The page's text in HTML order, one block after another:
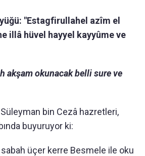
"Estagfirullahel azîm el
illâ hüvel hayyel kayyûme ve
akşam okunacak belli sure ve
bin Cezâ hazretleri,
buyuruyor ki:
üçer kerre Besmele ile oku